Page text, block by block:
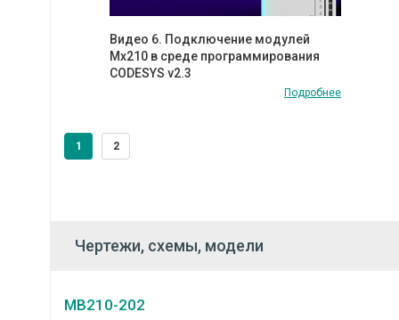
Видео 6. Подключение модулей
Мх210 в среде программирования
CODESYS v2.3
Подробнее
1 2
Чертежи, схемы, модели
МВ210-202